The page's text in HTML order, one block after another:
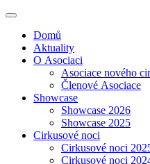
Domů
Aktuality
O Asociaci
Asociace nového
Členové Asociace
Showcase
Showcase 2026
Showcase 2025
Cirkusové noci
Cirkusové noci
Cirkusové noci